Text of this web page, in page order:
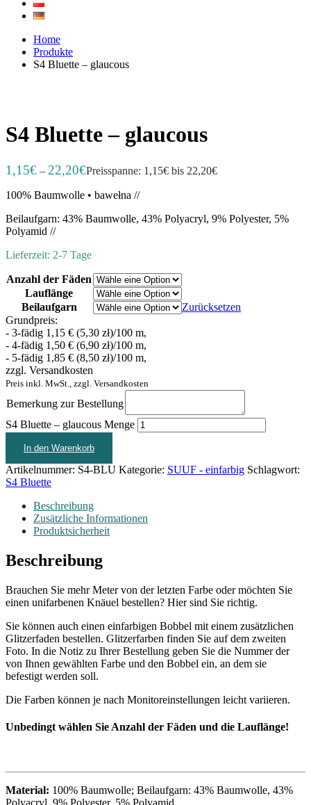
Home
Produkte
S4 Bluette – glaucous
S4 Bluette – glaucous
1,15€ – 22,20€Preisspanne: 1,15€ bis 22,20€
100% Baumwolle • bawełna //
Beilaufgarn: 43% Baumwolle, 43% Polyacryl, 9% Polyester, 5%
Polyamid //
Lieferzeit: 2-7 Tage
Anzahl der Fäden
Lauflänge
Beilaufgarn
Zurücksetzen
Grundpreis:
- 3-fädig 1,15 € (5,30 zł)/100 m,
- 4-fädig 1,50 € (6,90 zł)/100 m,
- 5-fädig 1,85 € (8,50 zł)/100 m,
zzgl. Versandkosten
Preis inkl. MwSt., zzgl. Versandkosten
Bemerkung zur Bestellung
S4 Bluette – glaucous Menge
In den Warenkorb
Artikelnummer: S4-BLU Kategorie: SUUF - einfarbig Schlagwort:
S4 Bluette
Beschreibung
Zusätzliche Informationen
Produktsicherheit
Beschreibung
Brauchen Sie mehr Meter von der letzten Farbe oder möchten Sie
einen unifarbenen Knäuel bestellen? Hier sind Sie richtig.
Sie können auch einen einfarbigen Bobbel mit einem zusätzlichen
Glitzerfaden bestellen. Glitzerfarben finden Sie auf dem zweiten
Foto. In die Notiz zu Ihrer Bestellung geben Sie die Nummer der
von Ihnen gewählten Farbe und den Bobbel ein, an dem sie
befestigt werden soll.
Die Farben können je nach Monitoreinstellungen leicht variieren.
Unbedingt wählen Sie Anzahl der Fäden und die Lauflänge!
Material: 100% Baumwolle; Beilaufgarn: 43% Baumwolle, 43%
Polyacryl, 9% Polyester, 5% Polyamid